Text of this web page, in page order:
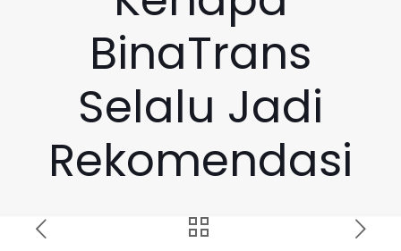
BinaTrans
Selalu Jadi
Rekomendasi